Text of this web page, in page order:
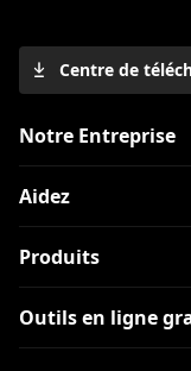
Centre de
Notre Entreprise
Aidez
Produits
Outils en ligne